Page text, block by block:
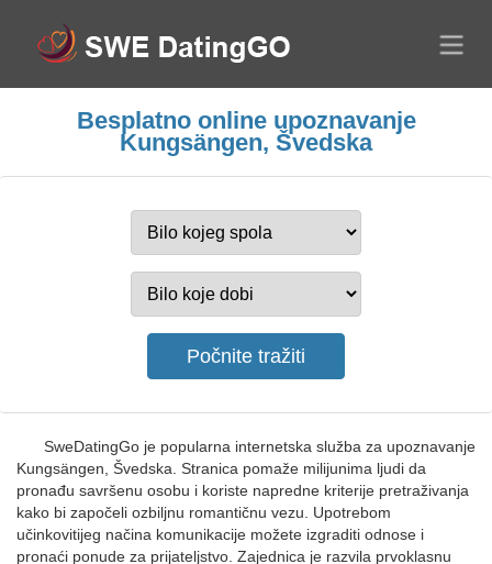
Besplatno online upoznavanje
Kungsängen, Švedska
SweDatingGo je popularna internetska služba za upoznavanje
Kungsängen, Švedska. Stranica pomaže milijunima ljudi da
pronađu savršenu osobu i koriste napredne kriterije pretraživanja
kako bi započeli ozbiljnu romantičnu vezu. Upotrebom
učinkovitijeg načina komunikacije možete izgraditi odnose i
pronaći ponude za prijateljstvo. Zajednica je razvila prvoklasnu